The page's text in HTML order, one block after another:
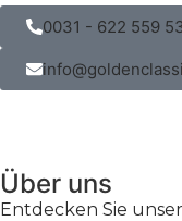
0031 - 622 559
Über uns
Entdecken Sie